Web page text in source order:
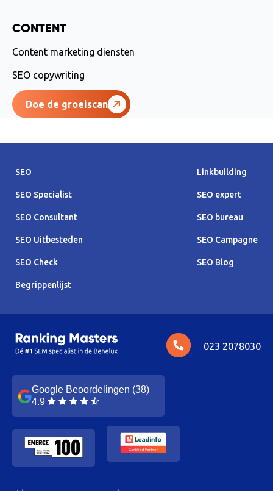
CONTENT
Content marketing diensten
SEO copywriting
Doe de groeiscan
SEO Linkbuilding
SEO Specialist SEO expert
SEO Consultant SEO bureau
SEO Uitbesteden SEO Campagne
SEO Check SEO Blog
Begrippenlijst
023 2078030
Google Beoordelingen (38)
4.9